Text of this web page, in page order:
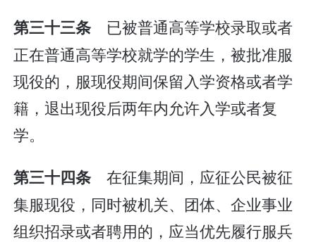
第三十三条 已被普通高等学校录取或者
正在普通高等学校就学的学生，被批准服
现役的，服现役期间保留入学资格或者学
籍，退出现役后两年内允许入学或者复
学。
第三十四条 在征集期间，应征公民被征
集服现役，同时被机关、团体、企业事业
组织招录或者聘用的，应当优先履行服兵